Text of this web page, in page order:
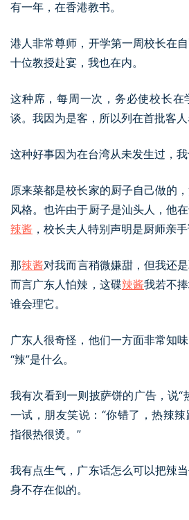
有一年，在香港教书。
港人非常尊师，开学第一周校长在
十位教授赴宴，我也在内。
这种席，每周一次，务必使校长在
谈。我因为是客，所以列在首批客人
这种好事因为在台湾从未发生过，我
原来菜都是校长家的厨子自己做的
风格。也许由于厨子是汕头人，他
辣酱 ，校长夫人特别声明是厨师亲手
那辣酱对我而言稍微嫌甜，但我还
而言广东人怕辣，这碟辣酱我若不
谁会理它。
广东人很奇怪，他们一方面非常知
“辣”是什么。
我有次看到一则披萨饼的广告，说“
一试，朋友笑说：“你错了，热辣
指很热很烫。”
我有点生气，广东话怎么可以把辣
身不存在似的。